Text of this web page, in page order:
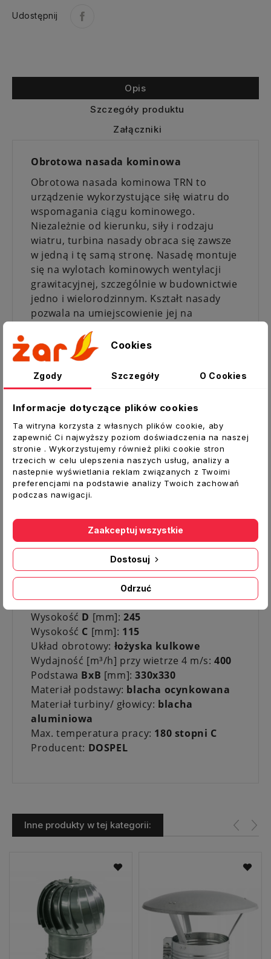
Udostępnij
Opis
Szczegóły produktu
Załączniki
Obrotowa nasada kominowa
Obrotowa nasada kominowa TRN to
urządzenie wykorzystujące siłę wiatru do
wspomagania ciągu kominowego.
Niezależnie od kierunku, siły i rodzaju
wiatru, turbina nasady obraca się zawsze
w jedną i tę samą stronę. Nasadę montuje
się na wylotach kominowych wentylacji
grawitacyjnej, szczególnie w budownictwie
jedno i wielorodzinnym. Kształt nasady
pozwala na umiejscowienie jej na
blisko siebie.
Zastosowanie:
kiedy występują zawirowania powietrza na
niekorzystnym usytuowaniem
przy niekorzystnej konfiguracji terenu,
silnych i częstych wiatrach
kiedy brak jest ustabilizowanego ciągu
kominowego lub jest on zbyt mały
do wspomagania wentylacji grawitacyjnej
wywiewnej
Dane techniczne:
Typ:Nasada kominowa TRN z podstawą
Kolor:srebrny
200
Średnica wewnętrzna [mm]:196
Wysokość D [mm]:245
Wysokość C [mm]: 115
Układ obrotowy: łożyska kulkowe
Wydajność [m³/h] przy wietrze 4 m/s:400
Podstawa BxB [mm]:330x330
Materiał podstawy: blacha ocynkowana
Materiał turbiny/ głowicy: blacha
aluminiowa
Max. temperatura pracy: 180 stopni C
Producent: DOSPEL
Inne produkty w tej kategorii:
Cookies
Zgody Szczegóły O Cookies
Informacje dotyczące plików cookies
Ta witryna korzysta z własnych plików cookie, aby
zapewnić Ci najwyższy poziom doświadczenia na naszej
stronie . Wykorzystujemy również pliki cookie stron
trzecich w celu ulepszenia naszych usług, analizy a
nastepnie wyświetlania reklam związanych z Twoimi
preferencjami na podstawie analizy Twoich zachowań
podczas nawigacji.
Odrzuć
Dostosuj
Zaakceptuj wszystkie